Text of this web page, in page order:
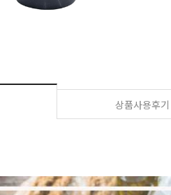
상품사용후기